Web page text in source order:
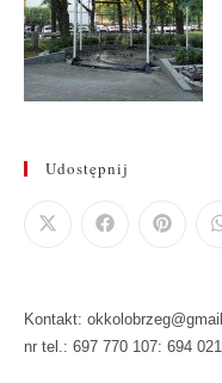
Udostępnij
Kontakt:
nr tel.: 697 770 107: 694